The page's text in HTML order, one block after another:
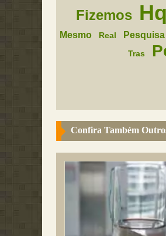
Fizemos
Mesmo Real Pesquisa
Tras
Confira Também